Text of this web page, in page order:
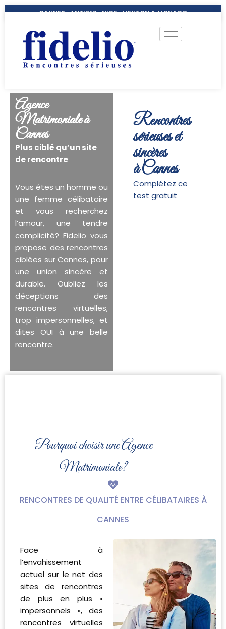
CANNES- ANTIBES- NICE- MENTON & MONACO
Agence
Matrimoniale à
Cannes
Plus ciblé qu’un site
de rencontre
Vous êtes un homme ou
une femme célibataire
et vous recherchez
l’amour, une tendre
complicité? Fidelio vous
propose des rencontres
ciblées sur Cannes, pour
une union sincère et
durable. Oubliez les
déceptions des
rencontres virtuelles,
trop impersonnelles, et
dites OUI à une belle
rencontre.
Rencontres
sérieuses et
sincères
à Cannes
Complétez ce
test gratuit
Pourquoi choisir une Agence
Matrimoniale?
RENCONTRES DE QUALITÉ ENTRE CÉLIBATAIRES À
CANNES
Face à
l’envahissement
actuel sur le net des
sites de rencontres
de plus en plus «
impersonnels », des
rencontres virtuelles